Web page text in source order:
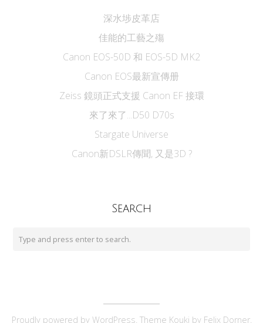
深水埗皮革店
佳能的工藝之殤
Canon EOS-50D 和 EOS-5D MK2
Canon EOS最新宣傳册
Zeiss 鏡頭正式支援 Canon EF 接環
來了來了...D50 D70s
Stargate Universe
Canon新DSLR傳聞, 又是3D ?
Search
Proudly powered by WordPress . Theme Kouki by Felix Dorner.